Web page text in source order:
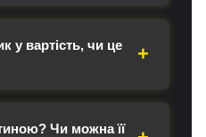
у вартість, чи це
Чи можна її